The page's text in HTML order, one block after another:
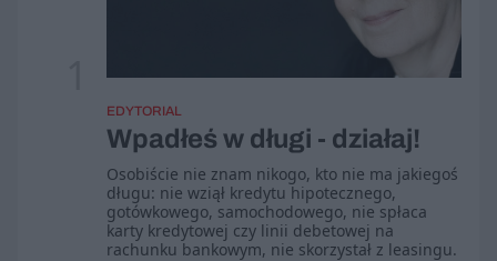
EDYTORIAL
Wpadłeś w długi - działaj!
Osobiście nie znam nikogo, kto nie ma jakiegoś
długu: nie wziął kredytu hipotecznego,
gotówkowego, samochodowego, nie spłaca
karty kredytowej czy linii debetowej na
rachunku bankowym, nie skorzystał z leasingu.